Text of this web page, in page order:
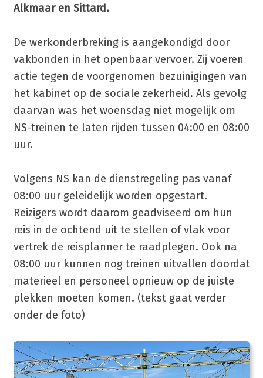
Alkmaar en Sittard.
De werkonderbreking is aangekondigd door
vakbonden in het openbaar vervoer. Zij voeren
actie tegen de voorgenomen bezuinigingen van
het kabinet op de sociale zekerheid. Als gevolg
daarvan was het woensdag niet mogelijk om
NS-treinen te laten rijden tussen 04:00 en 08:00
uur.
Volgens NS kan de dienstregeling pas vanaf
08:00 uur geleidelijk worden opgestart.
Reizigers wordt daarom geadviseerd om hun
reis in de ochtend uit te stellen of vlak voor
vertrek de reisplanner te raadplegen. Ook na
08:00 uur kunnen nog treinen uitvallen doordat
materieel en personeel opnieuw op de juiste
plekken moeten komen. (tekst gaat verder
onder de foto)